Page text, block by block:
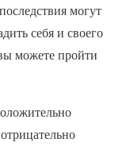
могут
себя и своего
можете пройти